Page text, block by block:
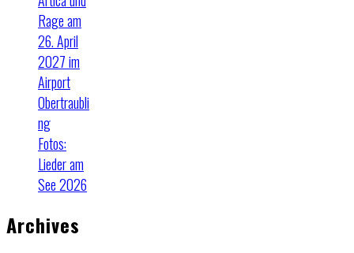
Rage am
26. April
2027 im
Airport
Obertraubli
ng
Fotos:
Lieder am
See 2026
Archives